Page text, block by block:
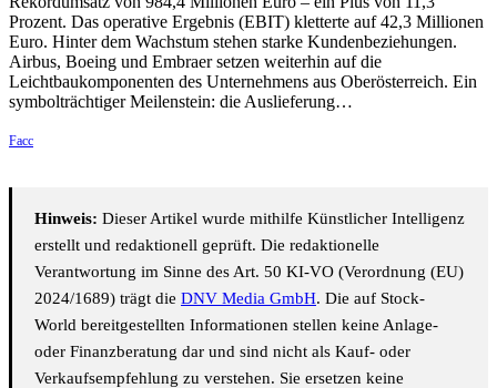
Prozent. Das operative Ergebnis (EBIT) kletterte auf 42,3 Millionen
Euro. Hinter dem Wachstum stehen starke Kundenbeziehungen.
Airbus, Boeing und Embraer setzen weiterhin auf die
Leichtbaukomponenten des Unternehmens aus Oberösterreich. Ein
symbolträchtiger Meilenstein: die Auslieferung…
Facc
Hinweis: Dieser Artikel wurde mithilfe Künstlicher Intelligenz
erstellt und redaktionell geprüft. Die redaktionelle
Verantwortung im Sinne des Art. 50 KI-VO (Verordnung (EU)
2024/1689) trägt die DNV Media GmbH. Die auf Stock-
World bereitgestellten Informationen stellen keine Anlage-
oder Finanzberatung dar und sind nicht als Kauf- oder
Verkaufsempfehlung zu verstehen. Sie ersetzen keine